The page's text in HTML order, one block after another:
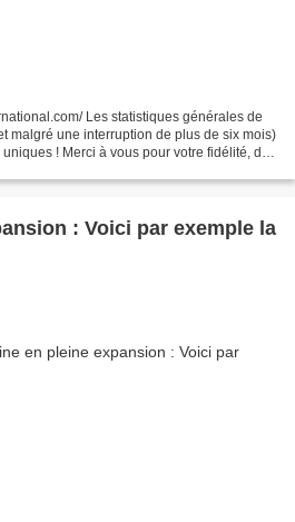
Les statistiques générales de
malgré une interruption de plus de six mois)
! Merci à vous pour votre fidélité, de
: Voici par exemple la